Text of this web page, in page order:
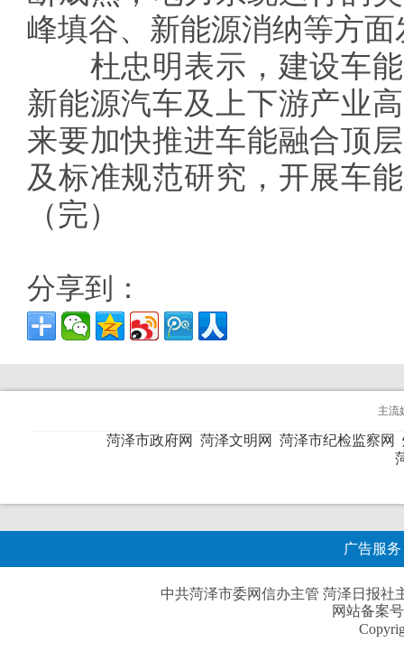
峰填谷、新能源消纳等方
杜忠明表示，建设车能
新能源汽车及上下游产业
来要加快推进车能融合顶
及标准规范研究，开展车
（完）
分享到：
主流
菏泽市政府网 菏泽文明网 菏泽市纪检监察网
广告服务
中共菏泽市委网信办主管 菏泽日报社
网站备案